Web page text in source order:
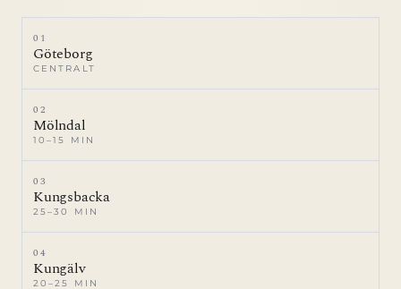
01
Göteborg
CENTRALT
02
Mölndal
10–15 MIN
03
Kungsbacka
25–30 MIN
04
Kungälv
20–25 MIN